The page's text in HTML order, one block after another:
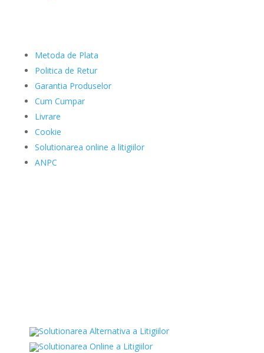
Metoda de Plata
Politica de Retur
Garantia Produselor
Cum Cumpar
Livrare
Cookie
Solutionarea online a litigiilor
ANPC